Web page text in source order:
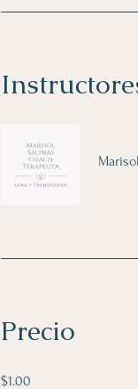
Precio
$1.00